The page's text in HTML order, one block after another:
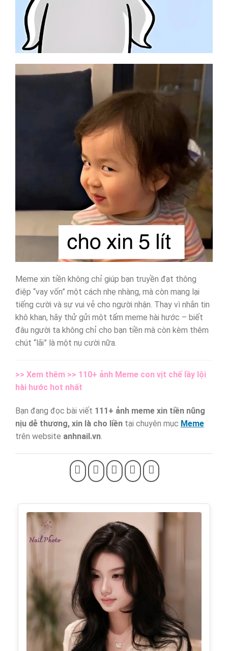
Meme xin tiền không chỉ giúp bạn truyền đạt thông
điệp “vay vốn” một cách nhẹ nhàng, mà còn mang lại
tiếng cười và sự vui vẻ cho người nhận. Thay vì nhắn tin
khô khan, hãy thử gửi một tấm meme hài hước – biết
đâu người ta không chỉ cho bạn tiền mà còn kèm thêm
chút “lãi” là một nụ cười nữa.
>> Xem thêm >> 110+ ảnh Meme con vịt chế lầy lội
hài hước hot nhất
Bạn đang đọc bài viết 111+ ảnh meme xin tiền nũng
nịu dễ thương, xin là cho liềntại chuyên mục Meme
trên website anhnail.vn.